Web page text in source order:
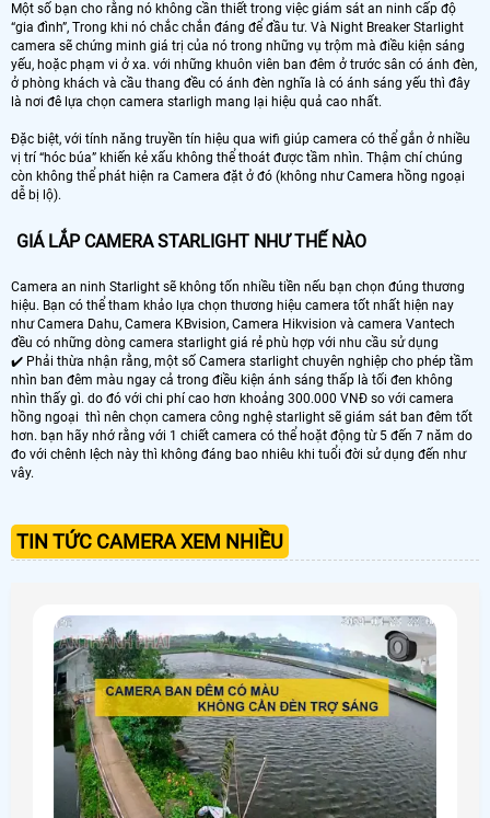
Một số bạn cho rằng nó không cần thiết trong việc giám sát an ninh cấp độ
“gia đình”, Trong khi nó chắc chắn đáng để đầu tư. Và Night Breaker Starlight
camera sẽ chứng minh giá trị của nó trong những vụ trộm mà điều kiện sáng
yếu, hoặc phạm vi ở xa. với những khuôn viên ban đêm ở trước sân có ánh đèn,
ở phòng khách và cầu thang đều có ánh đèn nghĩa là có ánh sáng yếu thì đây
là nơi đê lựa chọn camera starligh mang lại hiệu quả cao nhất.
Đặc biệt, với tính năng truyền tín hiệu qua wifi giúp camera có thể gắn ở nhiều
vị trí “hóc búa” khiến kẻ xấu không thể thoát được tầm nhìn. Thậm chí chúng
còn không thể phát hiện ra Camera đặt ở đó (không như Camera hồng ngoại
dễ bị lộ).
GIÁ LẮP CAMERA STARLIGHT NHƯ THẾ NÀO
Camera an ninh Starlight sẽ không tốn nhiều tiền nếu bạn chọn đúng thương
hiệu. Bạn có thể tham khảo lựa chọn thương hiệu camera tốt nhất hiện nay
như Camera Dahu, Camera KBvision, Camera Hikvision và camera Vantech
đều có những dòng camera starlight giá rẻ phù hợp với nhu cầu sử dụng
✔️ Phải thừa nhận rằng, một số Camera starlight chuyên nghiệp cho phép tầm
nhìn ban đêm màu ngay cả trong điều kiện ánh sáng thấp là tối đen không
nhìn thấy gì. do đó với chi phí cao hơn khoảng 300.000 VNĐ so với camera
hồng ngoại thì nên chọn camera công nghệ starlight sẽ giám sát ban đêm tốt
hơn. bạn hãy nhớ rằng với 1 chiết camera có thể hoặt động từ 5 đến 7 năm do
đo với chênh lệch này thì không đáng bao nhiêu khi tuổi đời sử dụng đến như
vây.
TIN TỨC CAMERA XEM NHIỀU